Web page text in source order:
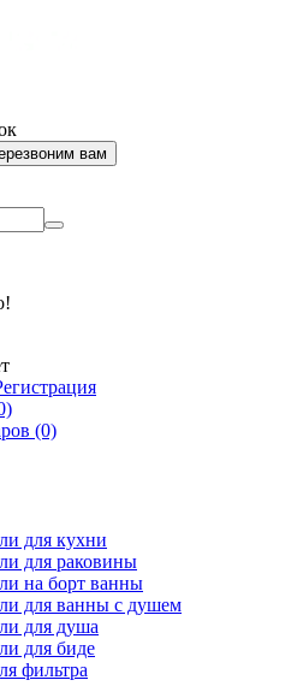
вам
(0)
для кухни
для раковины
на борт ванны
для ванны с душем
для душа
для биде
фильтра